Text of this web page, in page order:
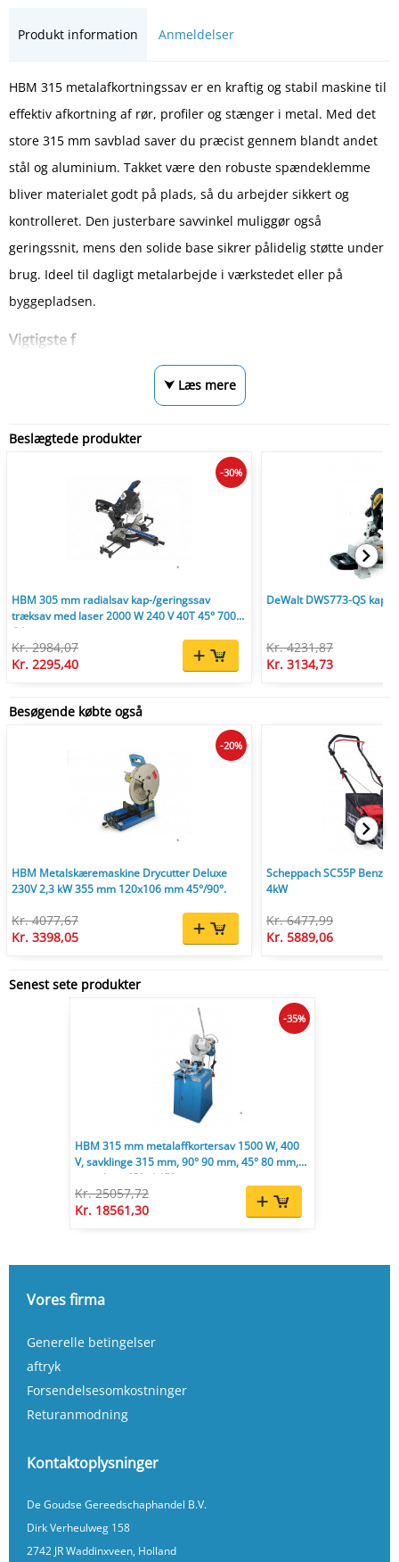
Produkt information Anmeldelser
HBM 315 metalafkortningssav er en kraftig og stabil maskine til
effektiv afkortning af rør, profiler og stænger i metal. Med det
store 315 mm savblad saver du præcist gennem blandt andet
stål og aluminium. Takket være den robuste spændeklemme
bliver materialet godt på plads, så du arbejder sikkert og
kontrolleret. Den justerbare savvinkel muliggør også
geringssnit, mens den solide base sikrer pålidelig støtte under
brug. Ideel til dagligt metalarbejde i værkstedet eller på
byggepladsen.
Vigtigste f
⮟ Læs mere
Beslægtede produkter
HBM 305 mm radialsav kap-/geringssav
træksav med laser 2000 W 240 V 40T 45° 7000
O/min.
Kr. 2984,07
Kr. 2295,40
-30%
DeWalt DWS773-QS kap-/
Kr. 4231,87
Kr. 3134,73
Besøgende købte også
HBM Metalskæremaskine Drycutter Deluxe
230V 2,3 kW 355 mm 120x106 mm 45°/90°.
Kr. 4077,67
Kr. 3398,05
-20%
Scheppach SC55P
4kW
Kr. 6477,99
Kr. 5889,06
Senest sete produkter
HBM 315 mm metalaffkortersav 1500 W, 400
V, savklinge 315 mm, 90° 90 mm, 45° 80 mm,
justerbar -45° til 45°.
Kr. 25057,72
Kr. 18561,30
-35%
Vores firma
Generelle betingelser
aftryk
Forsendelsesomkostninger
Returanmodning
Kontaktoplysninger
De Goudse Gereedschaphandel B.V.
Dirk Verheulweg 158
2742 JR Waddinxveen, Holland